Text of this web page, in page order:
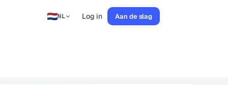
NL Log in Aan de slag